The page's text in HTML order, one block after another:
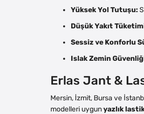
Yüksek Yol Tutuşu:
Düşük Yakıt
Sessiz ve Konforlu
Islak Zemin
Erlas Jant &
Mersin, İzmit, Bursa ve
modelleri uygunyazlık